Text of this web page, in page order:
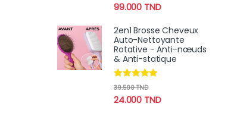
99.000 TND
2en1 Brosse Cheveux
Auto-Nettoyante
Rotative - Anti-nœuds
& Anti-statique
Note4.78
24.000 TND
39.500TND